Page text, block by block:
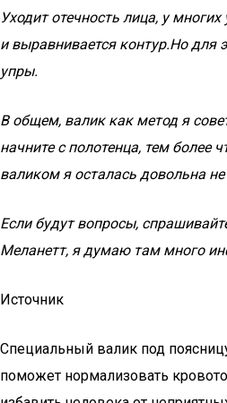
Уходит отечность лица, у
и выравнивается контур.Но для
упры.
В общем, валик как метод я
начните с полотенца, тем более
валиком я осталась довольна не
Если будут вопросы,
Меланетт, я думаю там много
Источник
Специальный валик под
поможет нормализовать